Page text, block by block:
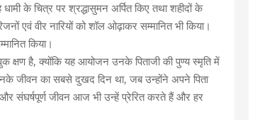
के चित्र पर श्रद्धासुमन अर्पित किए तथा शहीदों के
एवं वीर नारियों को शॉल ओढ़ाकर सम्मानित भी किया।
किया।
है, क्योंकि यह आयोजन उनके पिताजी की पुण्य स्मृति में
जीवन का सबसे दुखद दिन था, जब उन्होंने अपने पिता
और संघर्षपूर्ण जीवन आज भी उन्हें प्रेरित करते हैं और हर